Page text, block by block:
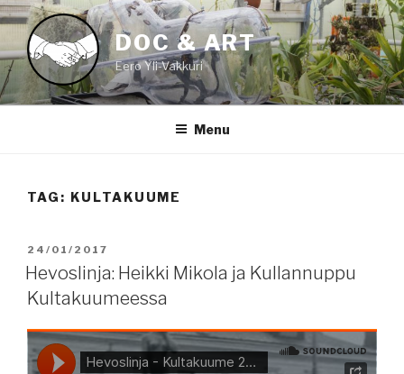
Skip
content
DOC & ART
Eero Yli-Vakkuri
Menu
TAG: KULTAKUUME
POSTED
ON
24/01/2017
Hevoslinja: Heikki Mikola ja Kullannuppu
Kultakuumeessa